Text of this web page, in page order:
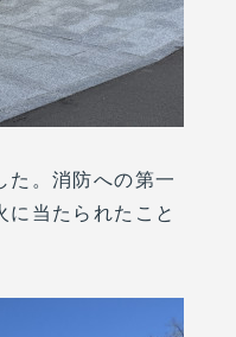
た。消防への第一
当たられたこと